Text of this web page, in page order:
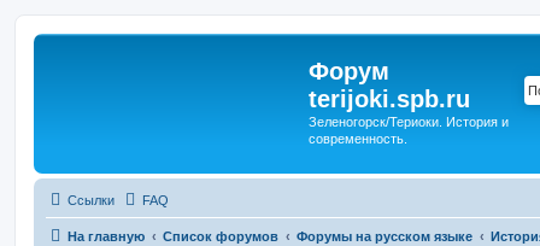
Форум
terijoki.spb.ru
Зеленогорск/Териоки. История и
современность.
Ссылки FAQ
На главную Список форумов Форумы на русском языке